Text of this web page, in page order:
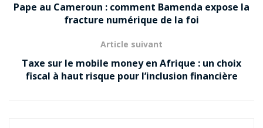
Pape au Cameroun : comment Bamenda expose la
fracture numérique de la foi
Article suivant
Taxe sur le mobile money en Afrique : un choix
fiscal à haut risque pour l’inclusion financière